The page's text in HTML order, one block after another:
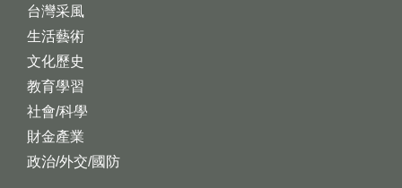
台灣采風
生活藝術
文化歷史
教育學習
社會/科學
財金產業
政治/外交/國防